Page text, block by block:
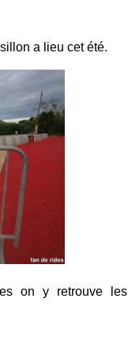
a lieu cet été.
on y retrouve les